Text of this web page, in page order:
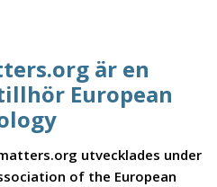
är en
European
utvecklades under
of the European